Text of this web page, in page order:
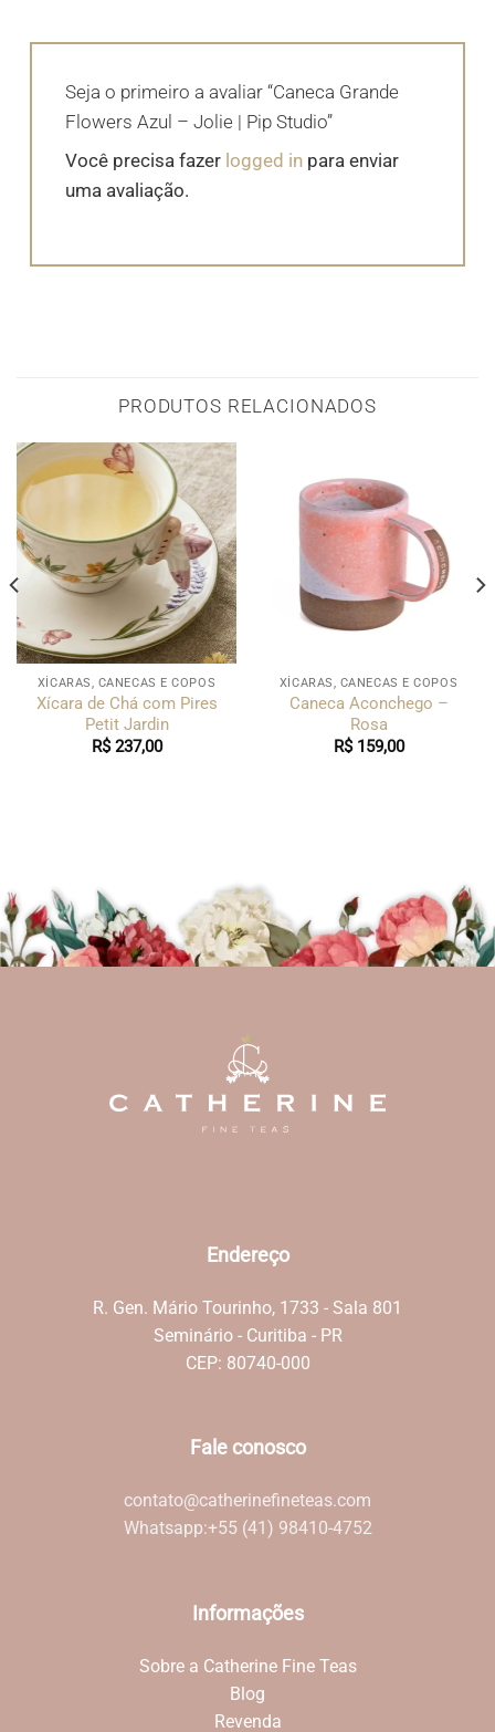
Seja o primeiro a avaliar “Caneca Grande
Flowers Azul – Jolie | Pip Studio”
Você precisa fazer logged in para enviar
uma avaliação.
PRODUTOS RELACIONADOS
XÍCARAS, CANECAS E COPOS
Xícara de Chá com Pires
Petit Jardin
R$237,00
XÍCARAS, CANECAS E COPOS
Caneca Aconchego –
Rosa
R$159,00
Endereço
R. Gen. Mário Tourinho, 1733 - Sala 801
Seminário - Curitiba - PR
CEP: 80740-000
Fale conosco
contato@catherinefineteas.com
Whatsapp:+55 (41) 98410-4752
Informações
Sobre a Catherine Fine Teas
Blog
Revenda